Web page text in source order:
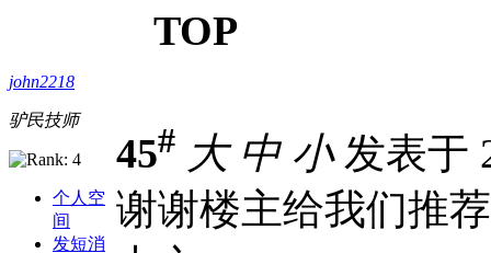
TOP
john2218
驴民技师
个人空
间
发短消
45# 大 中 小发表于
谢谢楼主给我们推